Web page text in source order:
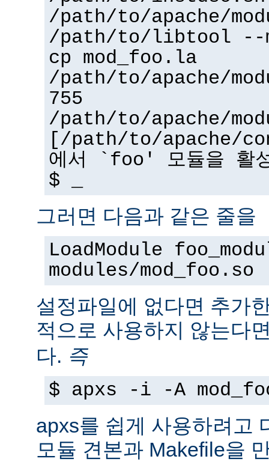
/path/to/apache/
/path/to/libtool --
cp mod_foo.la
/path/to/apache/
755
/path/to/apache/
[/path/to/apache/
에서 `foo' 모듈을 활
$ _
그러면 다음과 같은 줄을
LoadModule
modules/mod_foo.so
설정파일에 없다면 추가
적으로 사용하지 않는다
다. 즉
$ apxs -i -A
apxs를 쉽게 사용하려고
모듈 견본과 Makefile을